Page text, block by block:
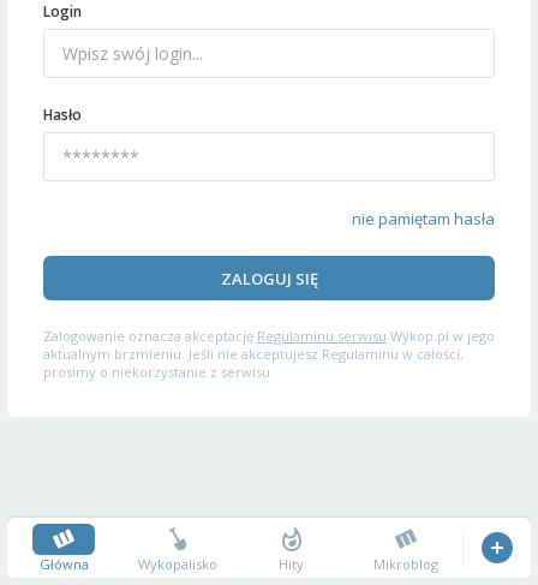
Login
Hasło
nie pamiętam hasła
ZALOGUJ SIĘ
Zalogowanie oznacza akceptację Regulaminu serwisu Wykop.pl w jego
aktualnym brzmieniu. Jeśli nie akceptujesz Regulaminu w całości,
prosimy o niekorzystanie z serwisu.
Główna Wykopalisko Hity Mikroblog